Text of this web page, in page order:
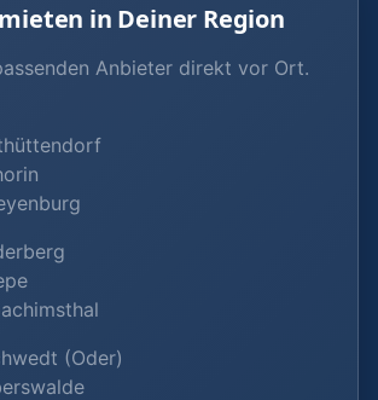
in Deiner Region
Anbieter direkt vor Ort.
(Oder)